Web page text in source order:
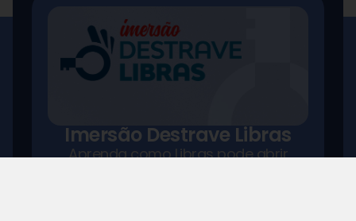
Imersão Destrave Libras
Aprenda como Libras pode abrir